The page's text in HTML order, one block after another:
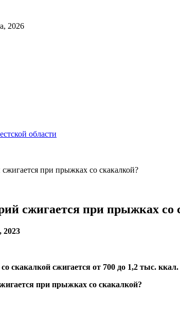
2026
области
при прыжках со скакалкой?
сжигается при прыжках со
2023
скакалкой сжигается от 700 до 1,2 тыс.